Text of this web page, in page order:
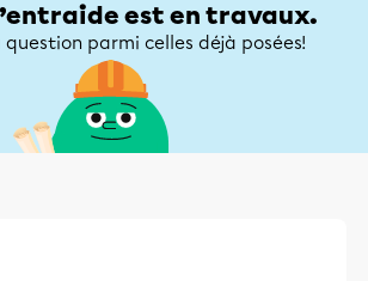
est en travaux.
parmi celles déjà posées!